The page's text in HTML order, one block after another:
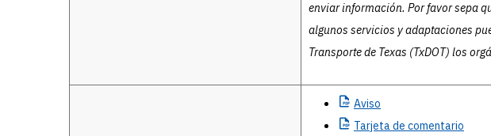
enviar información. Por favor sepa
algunos servicios y adaptaciones
Transporte de Texas (TxDOT) los
Aviso
Tarjetade comentario